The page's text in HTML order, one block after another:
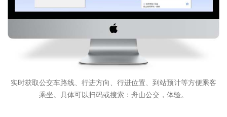
实时获取公交车路线、行进方向、行进位置、到站预计等方便乘客
乘坐。具体可以扫码或搜索：舟山公交，体验。